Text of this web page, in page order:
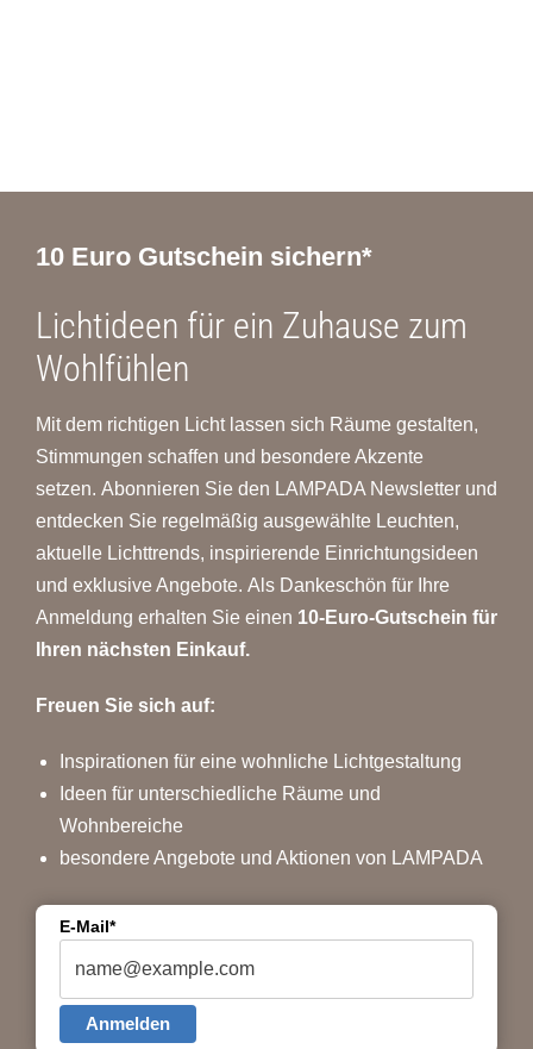
10 Euro Gutschein sichern*
Lichtideen für ein Zuhause zum
Wohlfühlen
Mit dem richtigen Licht lassen sich Räume gestalten,
Stimmungen schaffen und besondere Akzente
setzen. Abonnieren Sie den LAMPADA Newsletter und
entdecken Sie regelmäßig ausgewählte Leuchten,
aktuelle Lichttrends, inspirierende Einrichtungsideen
und exklusive Angebote. Als Dankeschön für Ihre
Anmeldung erhalten Sie einen 10-Euro-Gutschein für
Ihren nächsten Einkauf.
Freuen Sie sich auf:
Inspirationen für eine wohnliche Lichtgestaltung
Ideen für unterschiedliche Räume und
Wohnbereiche
besondere Angebote und Aktionen von LAMPADA
E-Mail*
Anmelden